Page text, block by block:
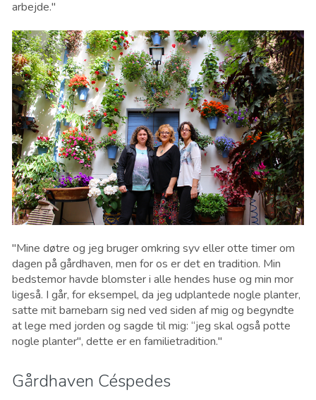
arbejde."
"Mine døtre og jeg bruger omkring syv eller otte timer om
dagen på gårdhaven, men for os er det en tradition. Min
bedstemor havde blomster i alle hendes huse og min mor
ligeså. I går, for eksempel, da jeg udplantede nogle planter,
satte mit barnebarn sig ned ved siden af mig og begyndte
at lege med jorden og sagde til mig: “jeg skal også potte
nogle planter", dette er en familietradition."
Gårdhaven Céspedes